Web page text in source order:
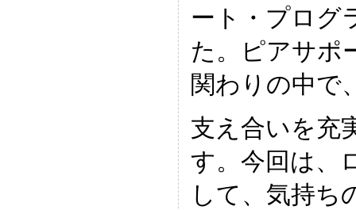
ート・プログ
た。ピアサポ
関わりの中で
支え合いを充
す。今回は、
して、気持ち